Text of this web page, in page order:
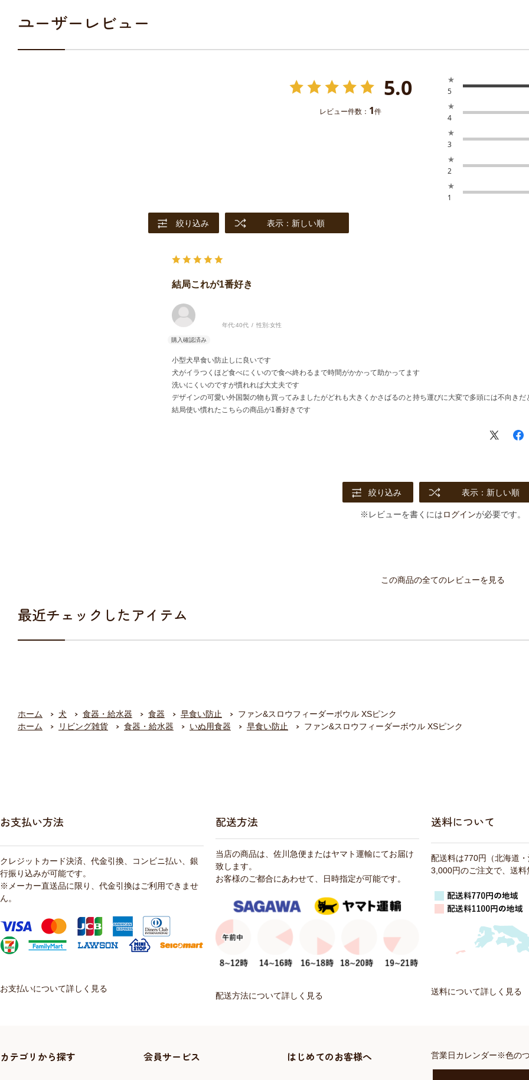
ユーザーレビュー
5.0
レビュー件数： 1件
★
5
★
4
★
3
★
2
★
1
絞り込み 表示：新しい順
結局これが1番好き
年代:40代 性別:女性
小型犬早食い防止しに良いです
犬がイラつくほど食べにくいので食べ終わるまで時間がかかって助かってます
洗いにくいのですが慣れれば大丈夫です
デザインの可愛い外国製の物も買ってみましたがどれも大きくかさばるのと持ち運びに大変で多頭には不向きだ
結局使い慣れたこちらの商品が1番好きです
絞り込み 表示：新しい順
※レビューを書くにはログインが必要です。
この商品の全てのレビューを見る
最近チェックしたアイテム
ホーム 犬 食器・給水器 食器 早食い防止
ファン&スロウフィーダーボウル XSピンク
ホーム
リビング雑貨 食器・給水器 いぬ用食器 早食い防止 ファン&スロウフィーダーボウル XSピンク
お支払い方法
クレジットカード決済、代金引換、コンビニ払い、銀
行振り込みが可能です。
※メーカー直送品に限り、代金引換はご利用できませ
ん。
お支払いについて詳しく見る
配送方法
当店の商品は、佐川急便またはヤマト運輸にてお届け
致します。
お客様のご都合にあわせて、日時指定が可能です。
配送方法について詳しく見る
送料について
配送料は770円（北海道・
3,000円のご注文で、送料
送料について詳しく見る
カテゴリから探す 会員サービス はじめてのお客様へ 営業日カレンダー※色の